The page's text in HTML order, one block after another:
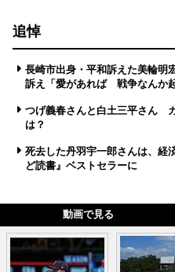
追悼
長崎市出身・平和訴えた美輪
訴え「愛があれば 戦争なんか
つげ義春さんと白土三平さん
は？
死去した丹羽宇一郎さんは、
ど読書』ベストセラーに
動画で見る